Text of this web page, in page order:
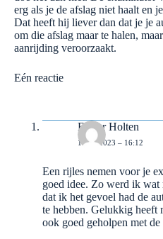
erg als je de afslag niet haalt en
Dat heeft hij liever dan dat je je
om die afslag maar te halen,
aanrijding veroorzaakt.
Eén reactie
Esther Holten
19/04/2023 – 16:12
Een rijles nemen voor je
goed idee. Zo werd ik wat
dat ik het gevoel had de
te hebben. Gelukkig heeft
ook goed geholpen met